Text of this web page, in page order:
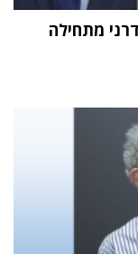
מתחילה